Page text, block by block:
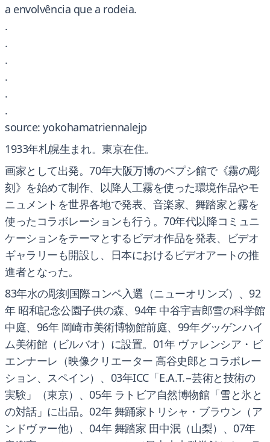
a envolvência que a rodeia.
.
.
.
.
.
.
source: yokohamatriennalejp
1933年札幌生まれ。東京在住。
画家として出発。70年大阪万博のペプシ館で《霧の彫
刻》を始めて制作、以降人工霧を使った環境作品やモ
ニュメントを世界各地で発表、音楽家、舞踏家と霧を
使ったコラボレーションも行う。70年代以降コミュニ
ケーションをテーマとするビデオ作品を発表、ビデオ
ギャラリーも開設し、日本におけるビデオアートの推
進者となった。
83年水の彫刻国際コンペ入選（ニューオリンズ）、92
年 昭和記念公園子供の森、94年 中谷宇吉郎雪の科学館
中庭、96年 岡崎市美術博物館前庭、99年グッゲンハイ
ム美術館（ビルバオ）に設置。01年 ヴァレンシア・ビ
エンナーレ（映像クリエーター 高谷史郎とコラボレー
ション、スペイン）、03年ICC「E.A.T.−芸術と技術の
実験」（東京）、05年 ラトビア自然博物館「雪と氷と
の対話」に出品。02年 舞踊家トリシャ・ブラウン（ア
ンドヴァー他）、04年 舞踏家 田中泯（山梨）、07年